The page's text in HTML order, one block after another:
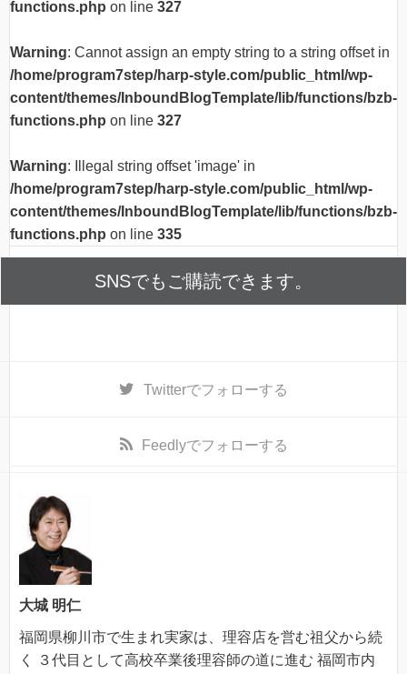
functions.php on line 327
Warning: Cannot assign an empty string to a string offset in
/home/program7step/harp-style.com/public_html/wp-
content/themes/InboundBlogTemplate/lib/functions/bzb-
functions.php on line 327
Warning: Illegal string offset 'image' in
/home/program7step/harp-style.com/public_html/wp-
content/themes/InboundBlogTemplate/lib/functions/bzb-
functions.php on line 335
SNSでもご購読できます。
Twitterでフォローする
Feedlyでフォローする
大城 明仁
福岡県柳川市で生まれ実家は、理容店を営む祖父から続
く ３代目として高校卒業後理容師の道に進む 福岡市内